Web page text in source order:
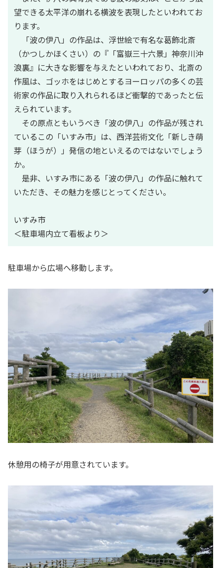
望できる太平洋の崩れる横波を表現したといわれてお
ります。
「波の伊八」の作品は、浮世絵で有名な葛飾北斎
（かつしかほくさい）の『「富嶽三十六景」神奈川沖
浪裏』に大きな影響を与えたといわれており、北斎の
作風は、ゴッホをはじめとするヨーロッパの多くの芸
術家の作品に取り入れられるほど衝撃的であったと伝
えられています。
その原点ともいうべき「波の伊八」の作品が残され
ているこの「いすみ市」は、西洋芸術文化「新しき萌
芽（ほうが）」発信の地といえるのではないでしょう
か。
是非、いすみ市にある「波の伊八」の作品に触れて
いただき、その魅力を感じとってください。
いすみ市
＜駐車場内立て看板より＞
駐車場から広場へ移動します。
休憩用の椅子が用意されています。